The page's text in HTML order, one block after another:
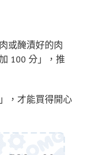
或醃漬好的肉
100 分」，推
，才能買得開心